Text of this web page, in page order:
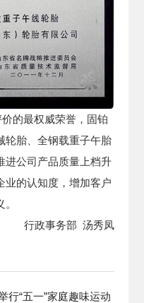
的最权威荣誉，固铂
轮胎、全钢载重子午胎
进公司产品质量上档升
业的认知度，增加客户
行政事务部 汤秀凤
行“五一”家庭趣味运动